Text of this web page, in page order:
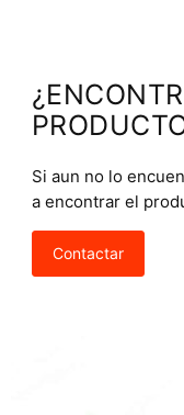
Si aun no lo
a encontrar el
Contactar